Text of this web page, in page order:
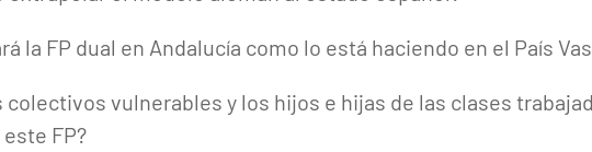
la FP dual en Andalucía como lo está haciendo en el País
colectivos vulnerables y los hijos e hijas de las clases
FP?